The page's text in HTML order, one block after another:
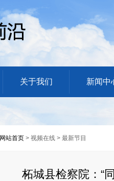
关于我们 新闻中
网站首页 > 视频在线 > 最新节目
柘城县检察院：“